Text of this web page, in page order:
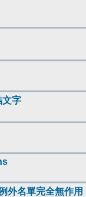
文字
外名單完全無作用